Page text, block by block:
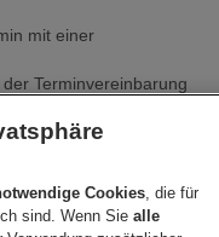
mit einer
Terminvereinbarung
handelt
gekennzeichneten Teil
vollständig aus
Cookies, die für
sind. Wenn Siealle